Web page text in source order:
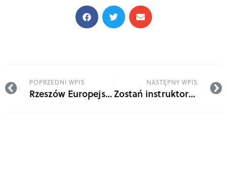
POPRZEDNI WPIS
Rzeszów Europejskim Miastem Sportu 2026!
NASTĘPNY WPIS
Zostań instruktorem rolkowym